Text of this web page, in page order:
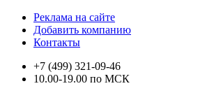
Реклама на сайте
Добавить компанию
Контакты
+7 (499) 321-09-46
10.00-19.00 по МСК